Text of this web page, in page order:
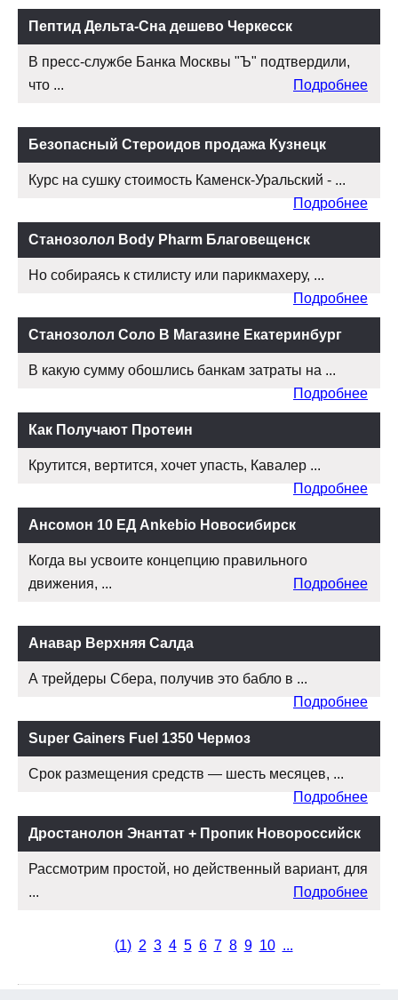
Пептид Дельта-Сна дешево Черкесск
В пресс-службе Банка Москвы "Ъ" подтвердили,
что ...
Подробнее
Безопасный Стероидов продажа Кузнецк
Курс на сушку стоимость Каменск-Уральский - ...
Подробнее
Станозолол Body Pharm Благовещенск
Но собираясь к стилисту или парикмахеру, ...
Подробнее
Станозолол Соло В Магазине Екатеринбург
В какую сумму обошлись банкам затраты на ...
Подробнее
Как Получают Протеин
Крутится, вертится, хочет упасть, Кавалер ...
Подробнее
Ансомон 10 ЕД Ankebio Новосибирск
Когда вы усвоите концепцию правильного
движения, ...
Подробнее
Анавар Верхняя Салда
А трейдеры Сбера, получив это бабло в ...
Подробнее
Super Gainers Fuel 1350 Чермоз
Срок размещения средств — шесть месяцев, ...
Подробнее
Дростанолон Энантат + Пропик Новороссийск
Рассмотрим простой, но действенный вариант, для
...
Подробнее
(1) 2 3 4 5 6 7 8 9 10 ...